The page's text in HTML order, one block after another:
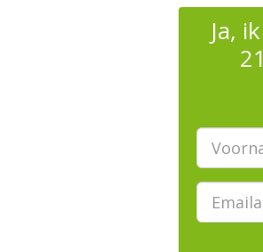
Ja,
Voornaam
E-
mailadres